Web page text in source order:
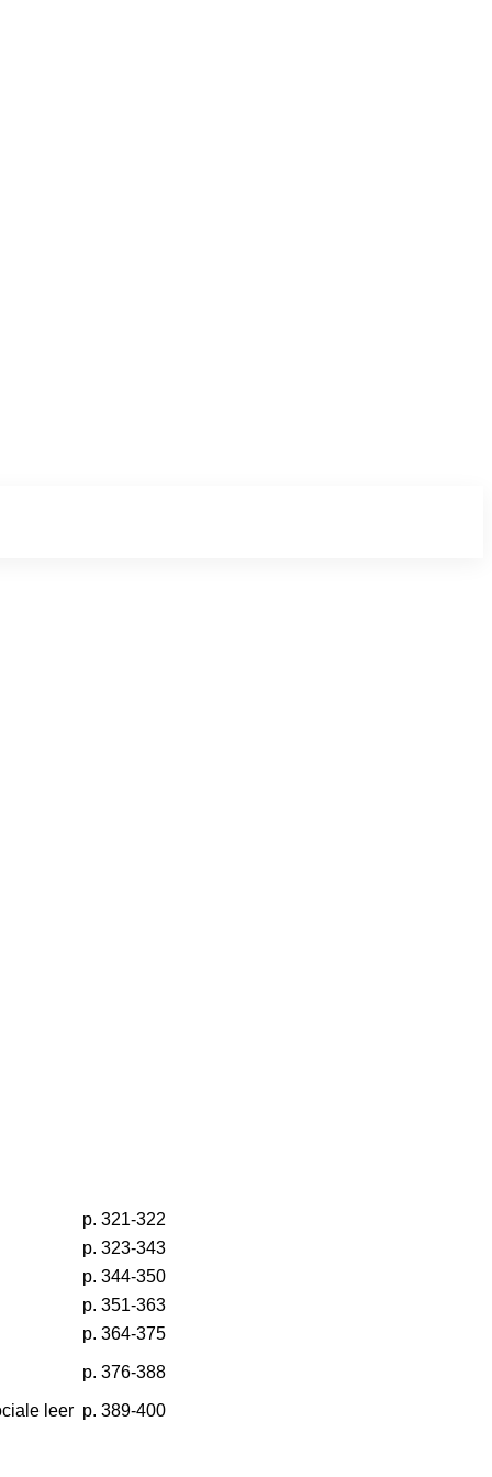
p. 321-322
p. 323-343
p. 344-350
p. 351-363
p. 364-375
p. 376-388
leer p. 389-400